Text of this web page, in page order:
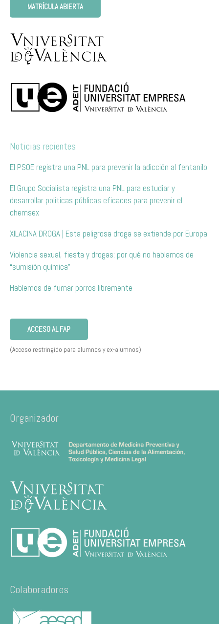
MATRÍCULA ABIERTA
Noticias recientes
El PSOE registra una PNL para prevenir la adicción al fentanilo
El Grupo Socialista registra una PNL para estudiar y
desarrollar políticas públicas eficaces para prevenir el
chemsex
XILACINA DROGA | Esta peligrosa droga se extiende por Europa
Violencia sexual, fiesta y drogas: por qué no hablamos de
“sumisión química”
Hablemos de fumar porros libremente
ACCESO AL FAP
(Acceso restringido para alumnos y ex-alumnos)
Organizador
Colaboradores